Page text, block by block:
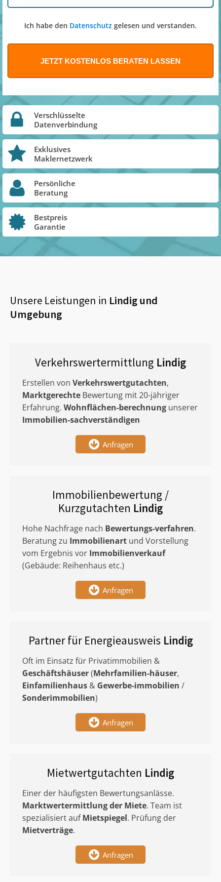
Ich habe den Datenschutz gelesen und verstanden.
Verschlüsselte
Datenverbindung
Exklusives
Maklernetzwerk
Persönliche
Beratung
Bestpreis
Garantie
Unsere Leistungen in Lindig und
Umgebung
Verkehrswertermittlung Lindig
Erstellen von Verkehrswertgutachten,
Marktgerechte Bewertung mit 20-jähriger
Erfahrung. Wohnflächen-berechnung unserer
Immobilien-sachverständigen
Anfragen
Immobilienbewertung /
Kurzgutachten Lindig
Hohe Nachfrage nach Bewertungs-verfahren.
Beratung zu Immobilienart und Vorstellung
vom Ergebnis vor Immobilienverkauf
(Gebäude: Reihenhaus etc.)
Anfragen
Partner für Energieausweis Lindig
Oft im Einsatz für Privatimmobilien &
Geschäftshäuser(Mehrfamilien-häuser,
Einfamilienhaus & Gewerbe-immobilien /
Sonderimmobilien)
Anfragen
Mietwertgutachten Lindig
Einer der häufigsten Bewertungsanlässe.
Marktwertermittlungder Miete. Team ist
spezialisiert aufMietspiegel. Prüfung der
Mietverträge.
Anfragen